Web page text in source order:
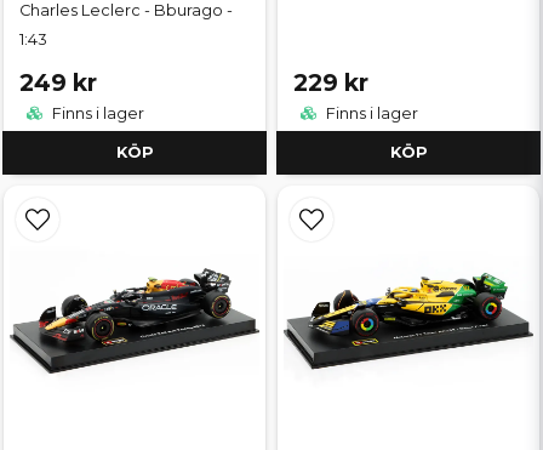
Charles Leclerc - Bburago -
1:43
249 kr
Finns i lager
KÖP
229 kr
Finns i lager
KÖP